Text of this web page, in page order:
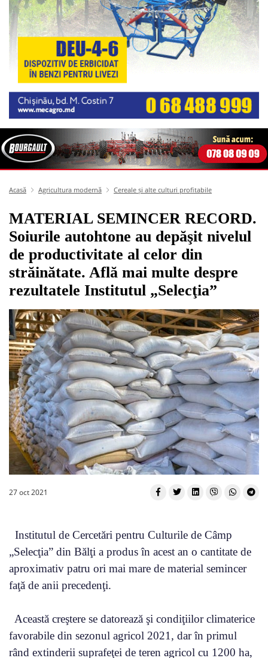
Acasă Agricultura modernă Cereale și alte culturi profitabile
MATERIAL SEMINCER RECORD.
Soiurile autohtone au depăşit nivelul
de productivitate al celor din
străinătate. Află mai multe despre
rezultatele Institutul „Selecţia”
27 oct 2021
Institutul de Cercetări pentru Culturile de Câmp
„Selecţia” din Bălţi a produs în acest an o cantitate de
aproximativ patru ori mai mare de material semincer
faţă de anii precedenţi.
Această creştere se datorează şi condiţiilor climaterice
favorabile din sezonul agricol 2021, dar în primul
rând extinderii suprafeţei de teren agricol cu 1200 ha,